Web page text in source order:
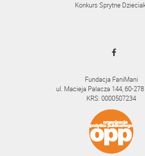
Konkurs Sprytne
Fundacja FaniMani
ul. Macieja Palacza 144, 60-
KRS: 0000507234